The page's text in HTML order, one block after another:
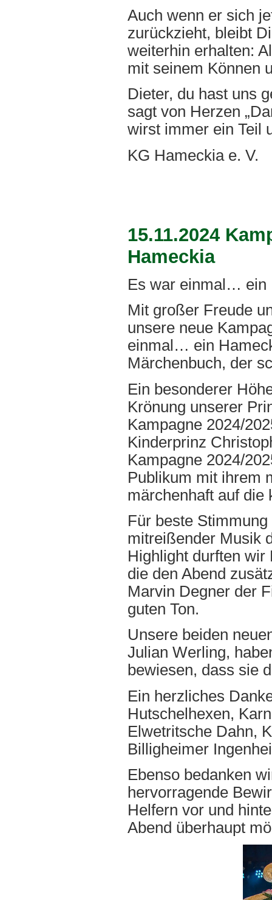
Auch wenn er sich
zurückzieht, bleibt
weiterhin erhalten:
mit seinem Können
Dieter, du hast uns
sagt von Herzen
wirst immer ein Teil
KG Hameckia e. V.
15.11.2024
Hameckia
Es war einmal… ein
Mit großer Freude
unsere neue
einmal… ein
Märchenbuch, der
Ein besonderer
Krönung unserer
Kampagne 2024/
Kinderprinz
Kampagne 2024/
Publikum mit ihrem
märchenhaft auf die
Für beste
mitreißender Musik
Highlight durften
die den Abend
Marvin Degner der
guten Ton.
Unsere beiden
Julian Werling,
bewiesen, dass sie
Ein herzliches
Hutschelhexen,
Elwetritsche Dahn,
Billigheimer
Ebenso bedanken
hervorragende
Helfern vor und
Abend überhaupt